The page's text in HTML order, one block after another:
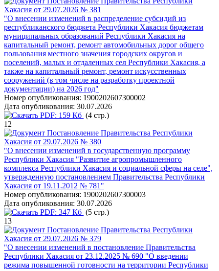
Хакасия от 29.07.2026 № 381
"О внесении изменений в распределение субсидий из
республиканского бюджета Республики Хакасия бюджетам
муниципальных образований Республики Хакасия на
капитальный ремонт, ремонт автомобильных дорог общего
пользования местного значения городских округов и
поселений, малых и отдаленных сел Республики Хакасия, а
также на капитальный ремонт, ремонт искусственных
сооружений (в том числе на разработку проектной
документации) на 2026 год"
Номер опубликования: 1900202607300002
Дата опубликования: 30.07.2026
PDF: 159 Кб (4 стр.)
12
Постановление Правительства Республики
Хакасия от 29.07.2026 № 380
"О внесении изменений в государственную программу
Республики Хакасия "Развитие агропромышленного
комплекса Республики Хакасия и социальной сферы на селе",
утвержденную постановлением Правительства Республики
Хакасия от 19.11.2012 № 781"
Номер опубликования: 1900202607300003
Дата опубликования: 30.07.2026
PDF: 347 Кб (5 стр.)
13
Постановление Правительства Республики
Хакасия от 29.07.2026 № 379
"О внесении изменений в постановление Правительства
Республики Хакасия от 23.12.2025 № 690 "О введении
режима повышенной готовности на территории Республики